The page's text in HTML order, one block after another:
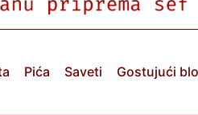
Pića Saveti Gostujući